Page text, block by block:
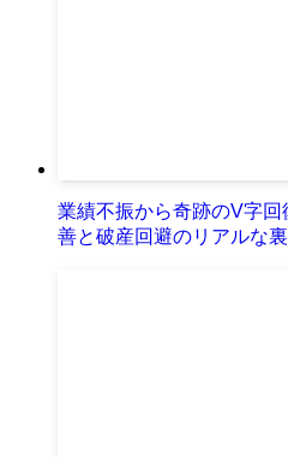
業績不振から奇跡のV字
善と破産回避のリアルな